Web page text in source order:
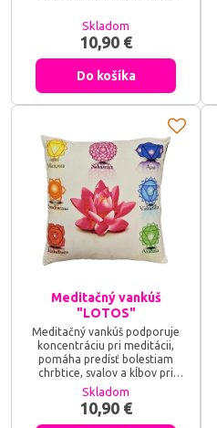
meditačnému vankúšu budete
sedieť v stabilnej a pohodlnej
polohe, vaša chrbtica bude
vystretá, boky a členky
uvoľnené.
Skladom
10,90 €
Do košíka
Meditačný vankúš
"LOTOS"
Meditačný vankúš podporuje
koncentráciu pri meditácii,
pomáha predísť bolestiam
chrbtice, svalov a kĺbov pri
dlhšom sedení. Vďaka
meditačnému vankúšu budete
sedieť v stabilnej a pohodlnej
Skladom
10,90 €